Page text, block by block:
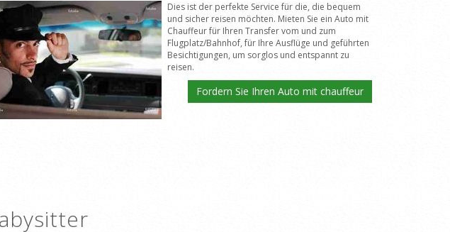
Dies ist der perfekte Service für die, die bequem
und sicher reisen möchten. Mieten Sie ein Auto mit
Chauffeur für Ihren Transfer vom und zum
Flugplatz/Bahnhof, für Ihre Ausflüge und geführten
Besichtigungen, um sorglos und entspannt zu
reisen.
Fordern Sie Ihren Auto mit chauffeur